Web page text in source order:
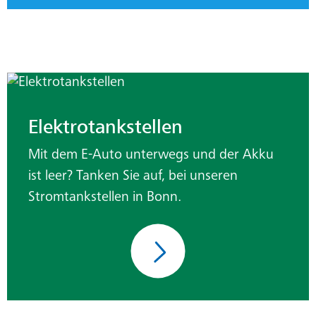
Elektrotankstellen
Mit dem E-Auto unterwegs und der Akku
ist leer? Tanken Sie auf, bei unseren
Stromtankstellen in Bonn.